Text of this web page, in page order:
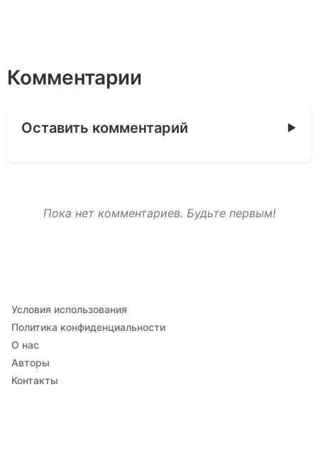
Комментарии
Оставить комментарий
Пока нет комментариев. Будьте первым!
Условия использования
Политика конфиденциальности
О нас
Авторы
Контакты